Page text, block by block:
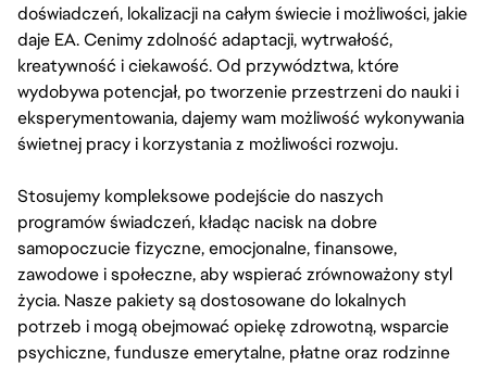
doświadczeń, lokalizacji na całym świecie i możliwości, jakie
daje EA. Cenimy zdolność adaptacji, wytrwałość,
kreatywność i ciekawość. Od przywództwa, które
wydobywa potencjał, po tworzenie przestrzeni do nauki i
eksperymentowania, dajemy wam możliwość wykonywania
świetnej pracy i korzystania z możliwości rozwoju.
Stosujemy kompleksowe podejście do naszych
programów świadczeń, kładąc nacisk na dobre
samopoczucie fizyczne, emocjonalne, finansowe,
zawodowe i społeczne, aby wspierać zrównoważony styl
życia. Nasze pakiety są dostosowane do lokalnych
potrzeb i mogą obejmować opiekę zdrowotną, wsparcie
psychiczne, fundusze emerytalne, płatne oraz rodzinne